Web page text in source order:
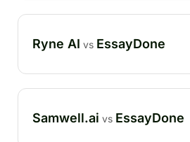
Ryne AI vs EssayDone
Samwell.ai vs EssayDone